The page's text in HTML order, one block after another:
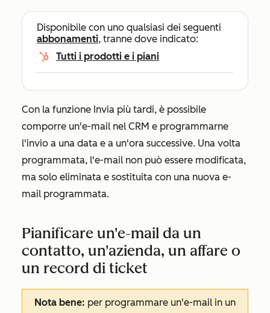
Disponibile con uno qualsiasi dei seguenti
abbonamenti, tranne dove indicato:
Tutti i prodotti e i piani
Con la funzione Invia più tardi, è possibile
comporre un'e-mail nel CRM e programmarne
l'invio a una data e a un'ora successive. Una volta
programmata, l'e-mail non può essere modificata,
ma solo eliminata e sostituita con una nuova e-
mail programmata.
Pianificare un'e-mail da un
contatto, un'azienda, un affare o
un record di ticket
Nota bene: per programmare un'e-mail in un